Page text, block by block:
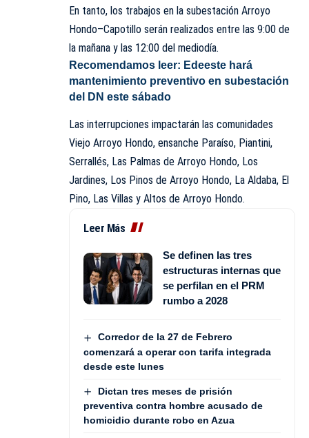
En tanto, los trabajos en la subestación Arroyo
Hondo–Capotillo serán realizados entre las 9:00 de
la mañana y las 12:00 del mediodía.
Recomendamos leer: Edeeste hará
mantenimiento preventivo en subestación
del DN este sábado
Las interrupciones impactarán las comunidades
Viejo Arroyo Hondo, ensanche Paraíso, Piantini,
Serrallés, Las Palmas de Arroyo Hondo, Los
Jardines, Los Pinos de Arroyo Hondo, La Aldaba, El
Pino, Las Villas y Altos de Arroyo Hondo.
Leer Más
Se definen las tres
estructuras internas que
se perfilan en el PRM
rumbo a 2028
Corredor de la 27 de Febrero
comenzará a operar con tarifa integrada
desde este lunes
Dictan tres meses de prisión
preventiva contra hombre acusado de
homicidio durante robo en Azua